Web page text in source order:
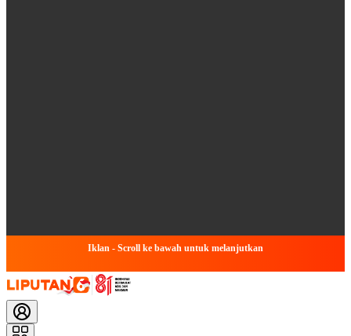
Iklan - Scroll ke bawah untuk melanjutkan